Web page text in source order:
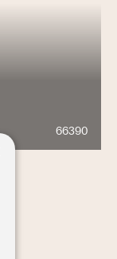
66390